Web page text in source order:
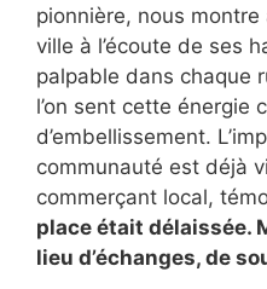
pionnière, nous
ville à l’écoute de ses
palpable dans chaque
l’on sent cette énergie
d’embellissement.
communauté est déjà
commerçant local,
place était délaissée.
lieu d’échanges, de